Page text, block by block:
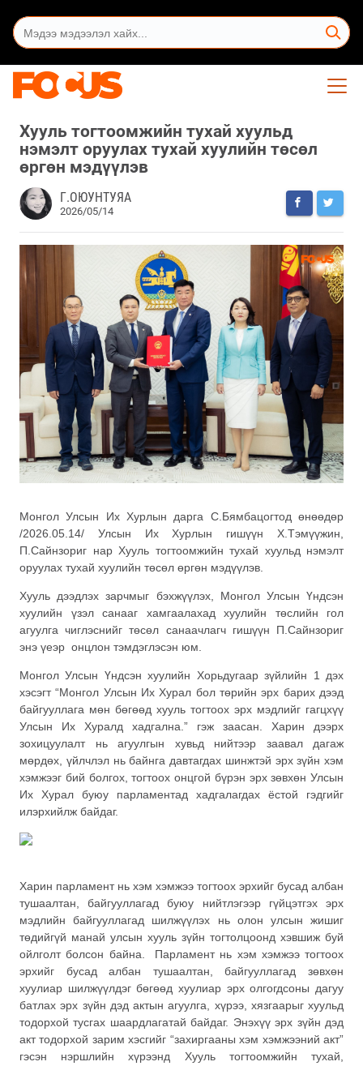
Хууль тогтоомжийн тухай хуульд
нэмэлт оруулах тухай хуулийн төсөл
өргөн мэдүүлэв
Г.ОЮУНТУЯА
2026/05/14
Монгол Улсын Их Хурлын дарга С.Бямбацогтод өнөөдөр
/2026.05.14/ Улсын Их Хурлын гишүүн Х.Тэмүүжин,
П.Сайнзориг нар Хууль тогтоомжийн тухай хуульд нэмэлт
оруулах тухай хуулийн төсөл өргөн мэдүүлэв.
Хууль дээдлэх зарчмыг бэхжүүлэх, Монгол Улсын Үндсэн
хуулийн үзэл санааг хамгаалахад хуулийн төслийн гол
агуулга чиглэснийг төсөл санаачлагч гишүүн П.Сайнзориг
энэ үеэр онцлон тэмдэглэсэн юм.
Монгол Улсын Үндсэн хуулийн Хорьдугаар зүйлийн 1 дэх
хэсэгт “Монгол Улсын Их Хурал бол төрийн эрх барих дээд
байгууллага мөн бөгөөд хууль тогтоох эрх мэдлийг гагцхүү
Улсын Их Хуралд хадгална.” гэж заасан. Харин дээрх
зохицуулалт нь агуулгын хувьд нийтээр заавал дагаж
мөрдөх, үйлчлэл нь байнга давтагдах шинжтэй эрх зүйн хэм
хэмжээг бий болгох, тогтоох онцгой бүрэн эрх зөвхөн Улсын
Их Хурал буюу парламентад хадгалагдах ёстой гэдгийг
илэрхийлж байдаг.
Харин парламент нь хэм хэмжээ тогтоох эрхийг бусад албан
тушаалтан, байгууллагад буюу нийтлэгээр гүйцэтгэх эрх
мэдлийн байгууллагад шилжүүлэх нь олон улсын жишиг
төдийгүй манай улсын хууль зүйн тогтолцоонд хэвшиж буй
ойлголт болсон байна. Парламент нь хэм хэмжээ тогтоох
эрхийг бусад албан тушаалтан, байгууллагад зөвхөн
хуулиар шилжүүлдэг бөгөөд хуулиар эрх олгогдсоны дагуу
батлах эрх зүйн дэд актын агуулга, хүрээ, хязгаарыг хуульд
тодорхой тусгах шаардлагатай байдаг. Энэхүү эрх зүйн дэд
акт тодорхой зарим хэсгийг “захиргааны хэм хэмжээний акт”
гэсэн нэршлийн хүрээнд Хууль тогтоомжийн тухай,